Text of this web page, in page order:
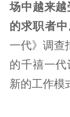
场中越来
的求职者
一代》调查
的千禧一
新的工作模